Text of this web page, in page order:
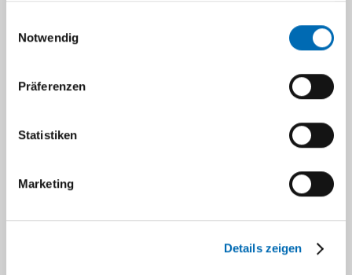
Notwendig
Präferenzen
Statistiken
Marketing
Details zeigen
Klinik für Neurochirurgie
Klinik für Neurologie
Klinik für Orthopädie und Unfallchirurgie
Klinik für Strahlentherapie und Radioonkologie